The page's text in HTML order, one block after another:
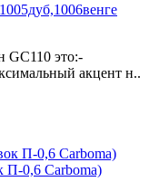
GC110 это:-
акцент н..
П-0,6 Carboma)